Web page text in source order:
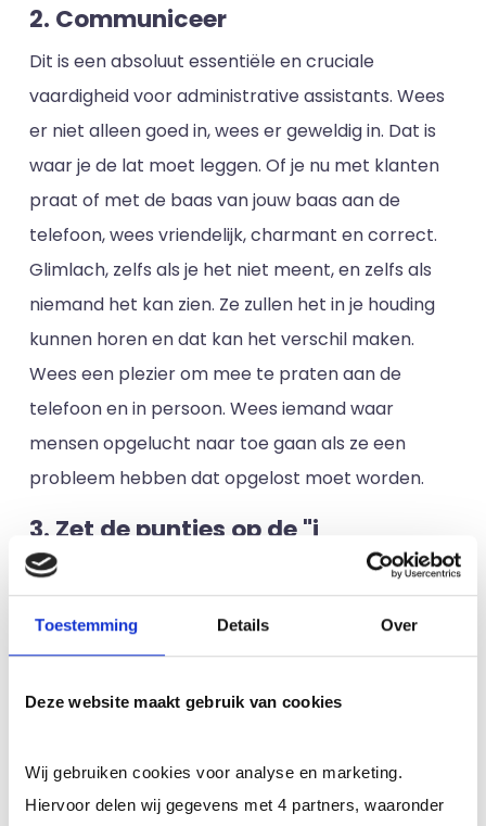
Toestemming Details Over
Deze website maakt gebruik van cookies
Wij gebruiken cookies voor analyse en marketing.
Hiervoor delen wij gegevens met 4 partners, waaronder
2. Communiceer
Dit is een absoluut essentiële en cruciale
vaardigheid voor administrative assistants. Wees
er niet alleen goed in, wees er geweldig in. Dat is
waar je de lat moet leggen. Of je nu met klanten
praat of met de baas van jouw baas aan de
telefoon, wees vriendelijk, charmant en correct.
Glimlach, zelfs als je het niet meent, en zelfs als
niemand het kan zien. Ze zullen het in je houding
kunnen horen en dat kan het verschil maken.
Wees een plezier om mee te praten aan de
telefoon en in persoon. Wees iemand waar
mensen opgelucht naar toe gaan als ze een
probleem hebben dat opgelost moet worden.
3. Zet de puntjes op de "i
Organisatie en aandacht voor details zijn twee
en ook op die van alle anderen! Je moet deze
carrière maken. Let goed op. Wees nauwgezet.
verstand is gebaseerd en voor jou goed werkt.
Wees als een goed geoliede machine die mogelijk